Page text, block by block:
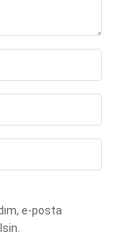
e-posta